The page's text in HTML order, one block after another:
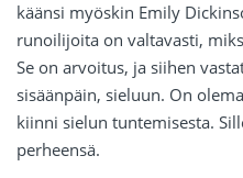
käänsi myöskin Emily
runoilijoita on valtavasti,
Se on arvoitus, ja siihen
sisäänpäin, sieluun. On
kiinni sielun tuntemisesta.
perheensä.